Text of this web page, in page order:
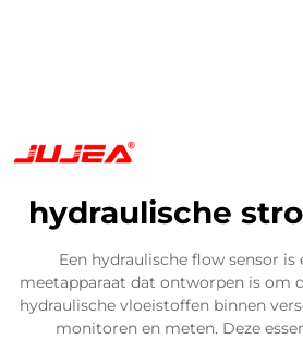
hydraulische
Een hydraulische flow sensor is
meetapparaat dat ontworpen is om
hydraulische vloeistoffen binnen
monitoren en meten. Deze